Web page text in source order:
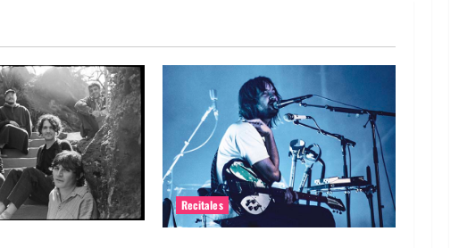
Recitales